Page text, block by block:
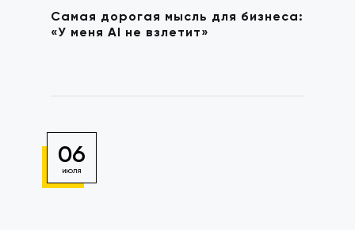
Самая дорогая мысль для бизнеса:
«У меня AI не взлетит»
06
ИЮЛЯ